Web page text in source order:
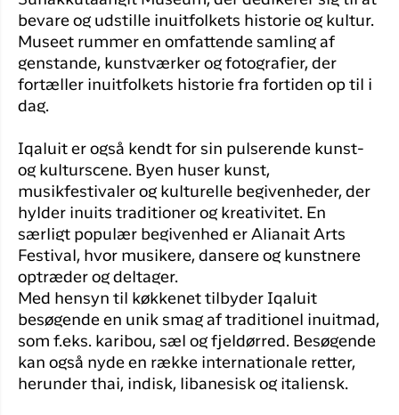
bevare og udstille inuitfolkets historie og kultur.
Museet rummer en omfattende samling af
genstande, kunstværker og fotografier, der
fortæller inuitfolkets historie fra fortiden op til i
dag.
Iqaluit er også kendt for sin pulserende kunst-
og kulturscene. Byen huser kunst,
musikfestivaler og kulturelle begivenheder, der
hylder inuits traditioner og kreativitet. En
særligt populær begivenhed er Alianait Arts
Festival, hvor musikere, dansere og kunstnere
optræder og deltager.
Med hensyn til køkkenet tilbyder Iqaluit
besøgende en unik smag af traditionel inuitmad,
som f.eks. karibou, sæl og fjeldørred. Besøgende
kan også nyde en række internationale retter,
herunder thai, indisk, libanesisk og italiensk.